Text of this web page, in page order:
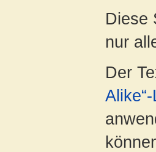
Diese
nur
Der